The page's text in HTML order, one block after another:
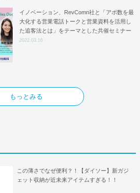
イノベーション、RevComn社と「アポ数を最
大化する営業電話トークと営業資料を活用し
た追客法とは」をテーマとした共催セミナー
を開催！
2022.03.16
もっとみる
この薄さでなぜ便利？！【ダイソー】新ガジ
ェット収納が近未来アイテムすぎる！！